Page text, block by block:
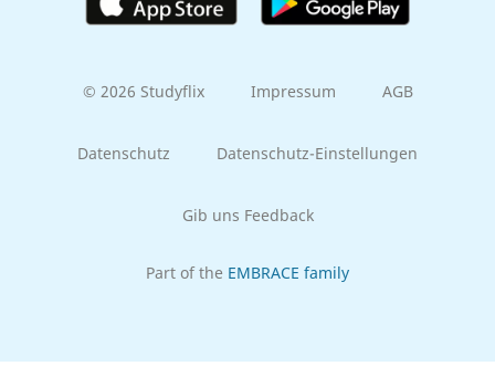
© 2026 Studyflix Impressum AGB
Datenschutz Datenschutz-Einstellungen
Gib uns Feedback
Part of the EMBRACE family